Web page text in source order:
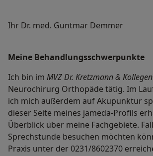
Ihr Dr. med. Guntmar Demmer
Meine Behandlungs­schwerpunkte
Ich bin im MVZ Dr. Kretzmann & Kollegen
Neurochirurg Orthopäde tätig. Im
ich mich außerdem auf Akupunktur
dieser Seite meines jameda-Profils
Überblick über meine Fachgebiete.
Sprechstunde besuchen möchten
Praxis unter der 0231/8602370